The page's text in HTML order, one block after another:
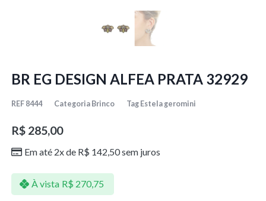
BR EG DESIGN ALFEA PRATA 32929
REF 8444 Categoria Brinco Tag Estela geromini
R$285,00
Em até 2x de R$ 142,50sem juros
À vista R$ 270,75